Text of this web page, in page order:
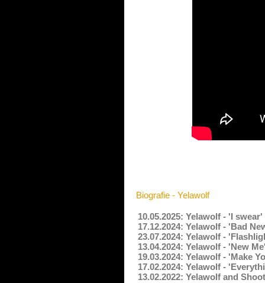
Biografie - Yelawolf
10.05.2025: Yelawolf - 'I
17.12.2024: Yelawolf - 'Bad
23.07.2024: Yelawolf -
13.04.2024: Yelawolf - 'New
19.03.2024: Yelawolf - 'Make
17.02.2024: Yelawolf -
13.02.2022: Yelawolf and